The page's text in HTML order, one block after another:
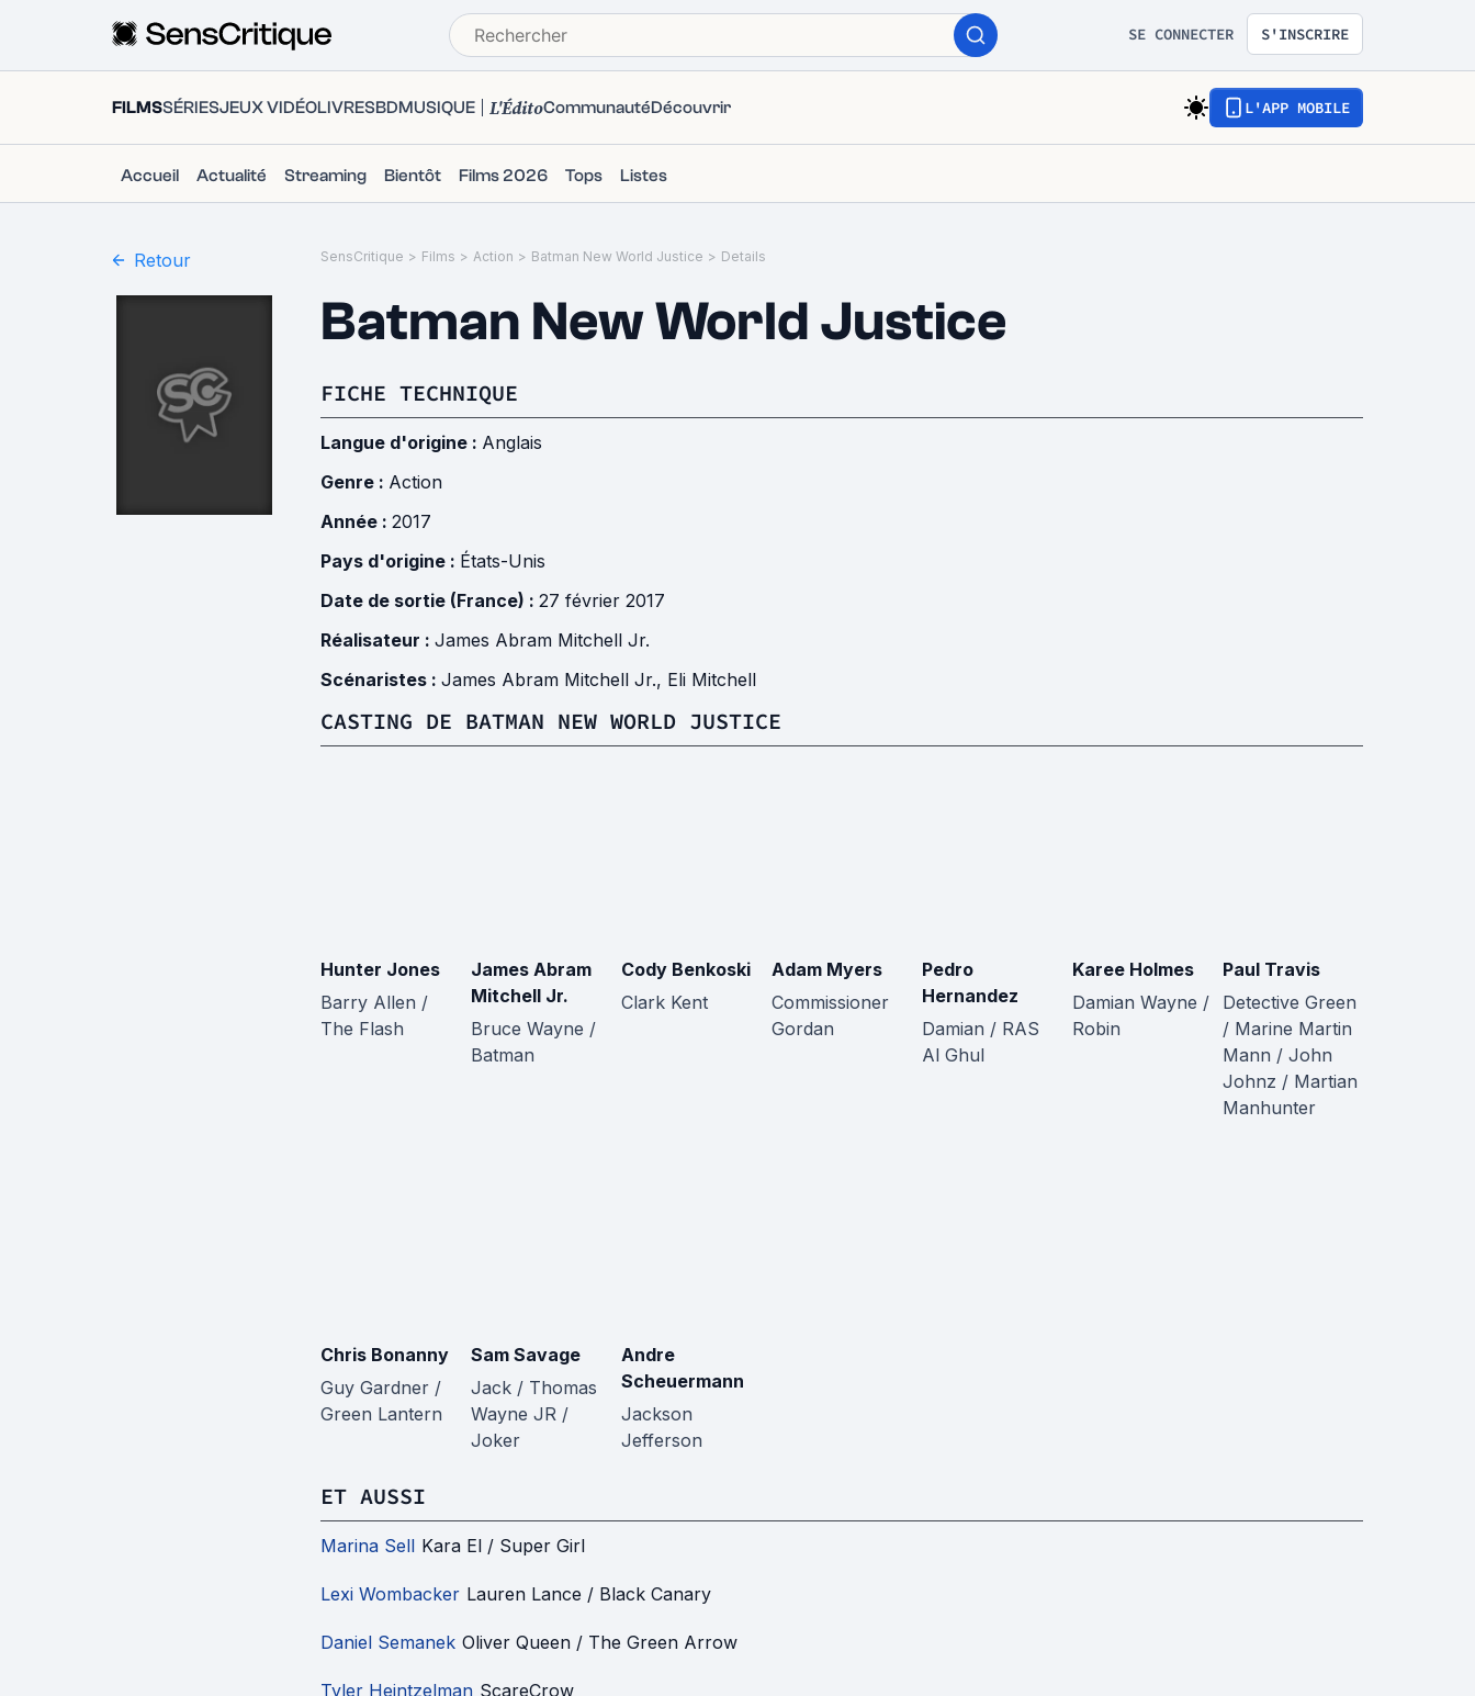
SE CONNECTER S'INSCRIRE
FILMSSÉRIESJEUX VIDÉOLIVRESBDMUSIQUE L'ÉditoCommunautéDécouvrir L'APP MOBILE
Accueil Actualité Streaming Bientôt Films 2026 Tops Listes
Retour SensCritique > Films > Action > Batman New World Justice > Details
Batman New World Justice
FICHE TECHNIQUE
Langue d'origine : Anglais
Genre : Action
Année : 2017
Pays d'origine : États-Unis
Date de sortie (France) : 27 février 2017
Réalisateur : James Abram Mitchell Jr.
Scénaristes : James Abram Mitchell Jr., Eli Mitchell
CASTING DE BATMAN NEW WORLD JUSTICE
Hunter Jones
Barry Allen /
The Flash
James Abram
Mitchell Jr.
Bruce Wayne /
Batman
Cody Benkoski
Clark Kent
Adam Myers
Commissioner
Gordan
Pedro
Hernandez
Damian / RAS
Al Ghul
Karee Holmes
Damian Wayne /
Robin
Paul Travis
Detective Green
/ Marine Martin
Mann / John
Johnz / Martian
Manhunter
Chris Bonanny
Guy Gardner /
Green Lantern
Sam Savage
Jack / Thomas
Wayne JR /
Joker
Andre
Scheuermann
Jackson
Jefferson
ET AUSSI
Marina Sell Kara El / Super Girl
Lexi Wombacker Lauren Lance / Black Canary
Daniel Semanek Oliver Queen / The Green Arrow
Tyler Heintzelman ScareCrow